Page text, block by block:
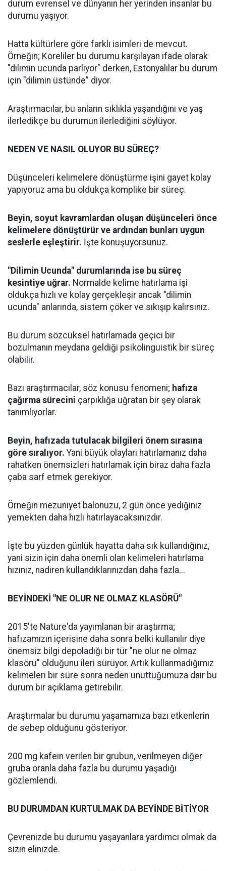
durum evrensel ve dünyanın her yerinden insanlar bu
durumu yaşıyor.
Hatta kültürlere göre farklı isimleri de mevcut.
Örneğin; Koreliler bu durumu karşılayan ifade olarak
"dilimin ucunda parlıyor" derken, Estonyalılar bu durum
için "dilimin üstünde” diyor.
Araştırmacılar, bu anların sıklıkla yaşandığını ve yaş
ilerledikçe bu durumun ilerlediğini söylüyor.
NEDEN VE NASIL OLUYOR BU SÜREÇ?
Düşünceleri kelimelere dönüştürme işini gayet kolay
yapıyoruz ama bu oldukça komplike bir süreç.
Beyin, soyut kavramlardan oluşan düşünceleri önce
kelimelere dönüştürür ve ardından bunları uygun
seslerle eşleştirir. İşte konuşuyorsunuz.
"Dilimin Ucunda" durumlarında ise bu süreç
kesintiye uğrar. Normalde kelime hatırlama işi
oldukça hızlı ve kolay gerçekleşir ancak "dilimin
ucunda" anlarında, sistem çöker ve sıkışıp kalırsınız.
Bu durum sözcüksel hatırlamada geçici bir
bozulmanın meydana geldiği psikolinguistik bir süreç
olabilir.
Bazı araştırmacılar, söz konusu fenomeni; hafıza
çağırma sürecini çarpıklığa uğratan bir şey olarak
tanımlıyorlar.
Beyin, hafızada tutulacak bilgileri önem sırasına
göre sıralıyor. Yani büyük olayları hatırlamanız daha
rahatken önemsizleri hatırlamak için biraz daha fazla
çaba sarf etmek gerekiyor.
Örneğin mezuniyet balonuzu, 2 gün önce yediğiniz
yemekten daha hızlı hatırlayacaksınızdır.
İşte bu yüzden günlük hayatta daha sık kullandığınız,
yani sizin için daha önemli olan kelimeleri hatırlama
hızınız, nadiren kullandıklarınızdan daha fazla...
BEYİNDEKİ "NE OLUR NE OLMAZ KLASÖRÜ"
2015'te Nature'da yayımlanan bir araştırma;
hafızamızın içerisine daha sonra belki kullanılır diye
önemsiz bilgi depoladığı bir tür "ne olur ne olmaz
klasörü" olduğunu ileri sürüyor. Artık kullanmadığımız
kelimeleri bir süre sonra neden unuttuğumuza dair bu
durum bir açıklama getirebilir.
Araştırmalar bu durumu yaşamamıza bazı etkenlerin
de sebep olduğunu gösteriyor.
200 mg kafein verilen bir grubun, verilmeyen diğer
gruba oranla daha fazla bu durumu yaşadığı
gözlemlendi.
BU DURUMDAN KURTULMAK DA BEYİNDE BİTİYOR
Çevrenizde bu durumu yaşayanlara yardımcı olmak da
sizin elinizde.